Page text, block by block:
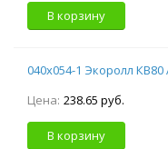
В корзину
040х054-1 Экоролл
Цена: 238.65 руб.
В корзину